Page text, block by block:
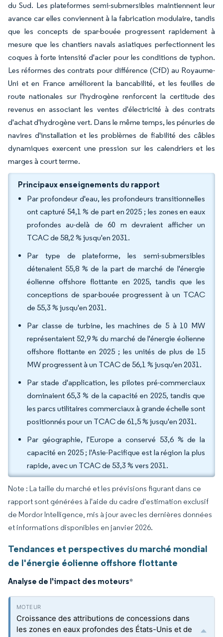
du Sud. Les plateformes semi-submersibles maintiennent leur
avance car elles conviennent à la fabrication modulaire, tandis
que les concepts de spar-bouée progressent rapidement à
mesure que les chantiers navals asiatiques perfectionnent les
coques à forte intensité d'acier pour les conditions de typhon.
Les réformes des contrats pour différence (CfD) au Royaume-
Uni et en France améliorent la bancabilité, et les feuilles de
route nationales sur l'hydrogène renforcent la certitude des
revenus en associant les ventes d'électricité à des contrats
d'achat d'hydrogène vert. Dans le même temps, les pénuries de
navires d'installation et les problèmes de fiabilité des câbles
dynamiques exercent une pression sur les calendriers et les
marges à court terme.
Principaux enseignements du rapport
Par profondeur d'eau, les profondeurs transitionnelles
ont capturé 54,1 % de part en 2025 ; les zones en eaux
profondes au-delà de 60 m devraient afficher un
TCAC de 58,2 % jusqu'en 2031.
Par type de plateforme, les semi-submersibles
détenaient 55,8 % de la part de marché de l'énergie
éolienne offshore flottante en 2025, tandis que les
conceptions de spar-bouée progressent à un TCAC
de 55,3 % jusqu'en 2031.
Par classe de turbine, les machines de 5 à 10 MW
représentaient 52,9 % du marché de l'énergie éolienne
offshore flottante en 2025 ; les unités de plus de 15
MW progressent à un TCAC de 56,1 % jusqu'en 2031.
Par stade d'application, les pilotes pré-commerciaux
dominaient 65,3 % de la capacité en 2025, tandis que
les parcs utilitaires commerciaux à grande échelle sont
positionnés pour un TCAC de 61,5 % jusqu'en 2031.
Par géographie, l'Europe a conservé 53,6 % de la
capacité en 2025 ; l'Asie-Pacifique est la région la plus
rapide, avec un TCAC de 53,3 % vers 2031.
Note : La taille du marché et les prévisions figurant dans ce
rapport sont générées à l'aide du cadre d'estimation exclusif
de Mordor Intelligence, mis à jour avec les dernières données
et informations disponibles en janvier 2026.
Tendances et perspectives du marché mondial
de l'énergie éolienne offshore flottante
Analyse de l'impact des moteurs*
Croissance des attributions de concessions dans
les zones en eaux profondes des États-Unis et de